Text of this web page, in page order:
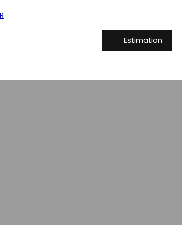
Estimation